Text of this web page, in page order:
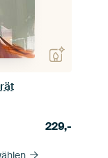
229,-